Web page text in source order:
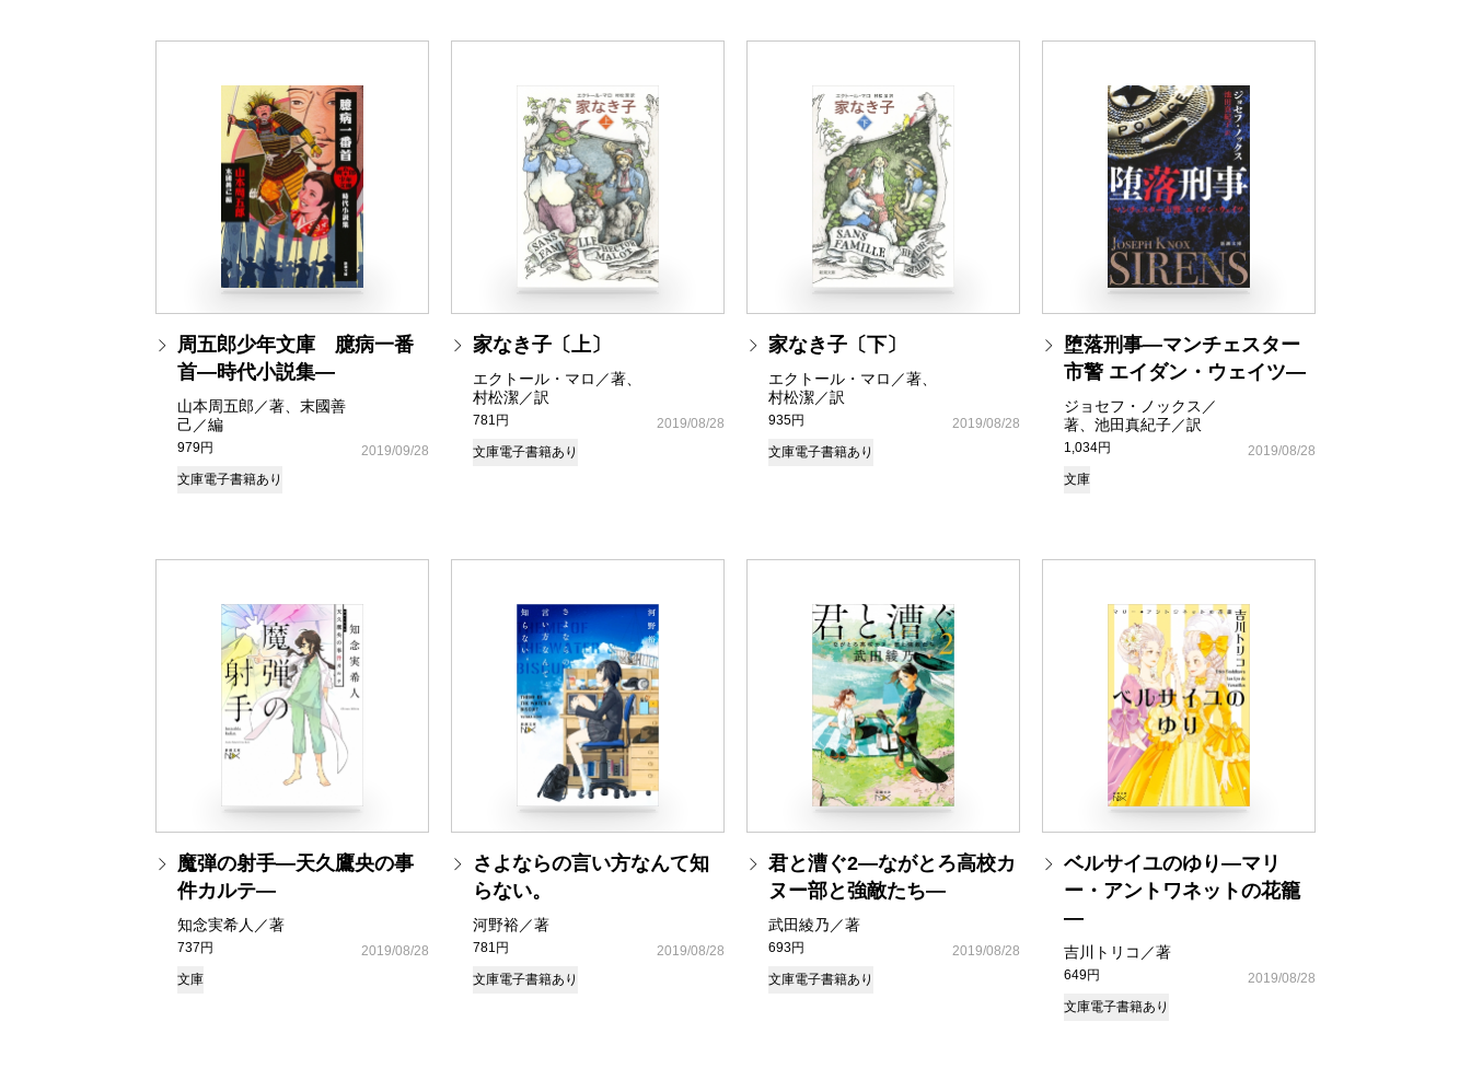
周五郎少年文庫 臆病一番
首―時代小説集―
山本周五郎／著、末國善
己／編
979円
2019/09/28
文庫電子書籍あり
家なき子〔上〕
エクトール・マロ／著、
村松潔／訳
781円
2019/08/28
文庫電子書籍あり
家なき子〔下〕
エクトール・マロ／著、
村松潔／訳
935円
2019/08/28
文庫電子書籍あり
堕落刑事―マンチェスター
市警 エイダン・ウェイツ―
ジョセフ・ノックス／
著、池田真紀子／訳
1,034円
2019/08/28
文庫
魔弾の射手―天久鷹央の事
件カルテ―
知念実希人／著
737円
2019/08/28
文庫
さよならの言い方なんて知
らない。
河野裕／著
781円
2019/08/28
文庫電子書籍あり
君と漕ぐ2―ながとろ高校カ
ヌー部と強敵たち―
武田綾乃／著
693円
2019/08/28
文庫電子書籍あり
ベルサイユのゆり―マリ
ー・アントワネットの花籠
―
吉川トリコ／著
649円
2019/08/28
文庫電子書籍あり